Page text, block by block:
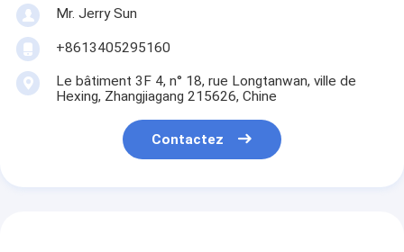
Mr. Jerry Sun
+8613405295160
Le bâtiment 3F 4, n° 18, rue Longtanwan, ville de
Hexing, Zhangjiagang 215626, Chine
Contactez